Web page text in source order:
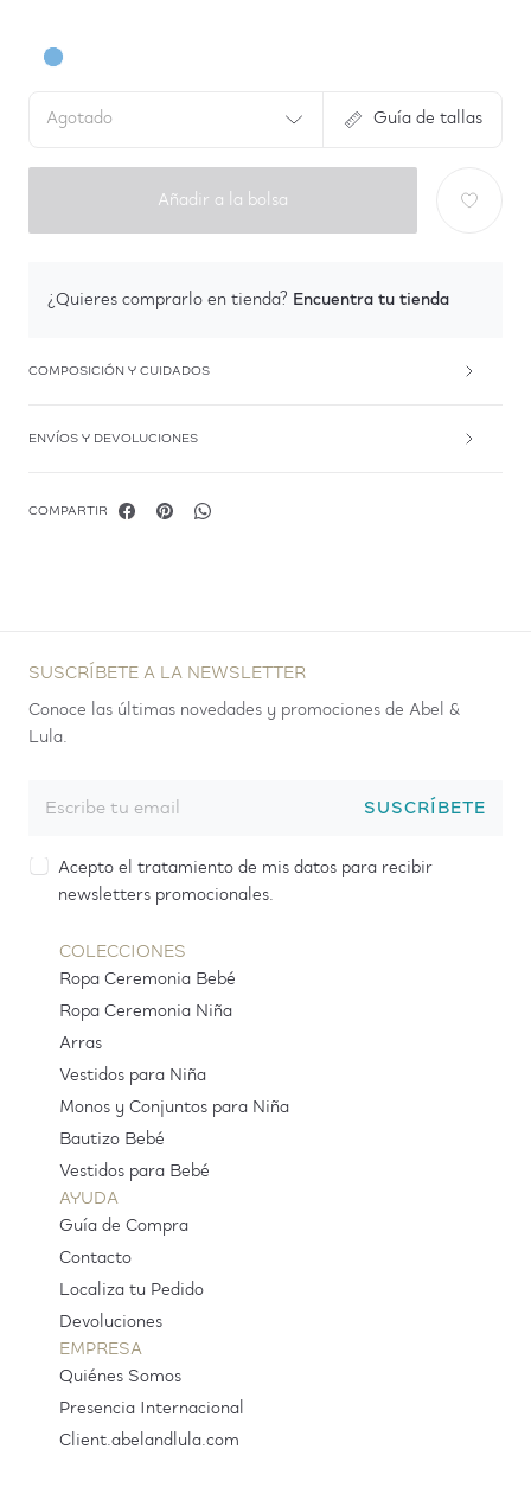
Agotado Guía de tallas
Añadir a la bolsa
¿Quieres comprarlo en tienda? Encuentra tu tienda
COMPOSICIÓN Y CUIDADOS
ENVÍOS Y DEVOLUCIONES
COMPARTIR
SUSCRÍBETE A LA NEWSLETTER
Conoce las últimas novedades y promociones de Abel &
Lula.
SUSCRÍBETE
Acepto el tratamiento de mis datos para recibir
newsletters promocionales.
COLECCIONES
Ropa Ceremonia Bebé
Ropa Ceremonia Niña
Arras
Vestidos para Niña
Monos y Conjuntos para Niña
Bautizo Bebé
Vestidos para Bebé
AYUDA
Guía de Compra
Contacto
Localiza tu Pedido
Devoluciones
EMPRESA
Quiénes Somos
Presencia Internacional
Client.abelandlula.com